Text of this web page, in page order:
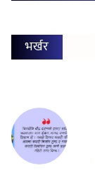
भर्खर